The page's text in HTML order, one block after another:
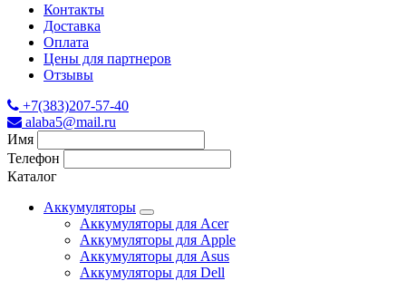
Контакты
Доставка
Оплата
Цены для партнеров
Отзывы
+7(383)207-57-40
alaba5@mail.ru
Имя
Телефон
Каталог
Аккумуляторы
Аккумуляторы для Acer
Аккумуляторы для Apple
Аккумуляторы для Asus
Аккумуляторы для Dell